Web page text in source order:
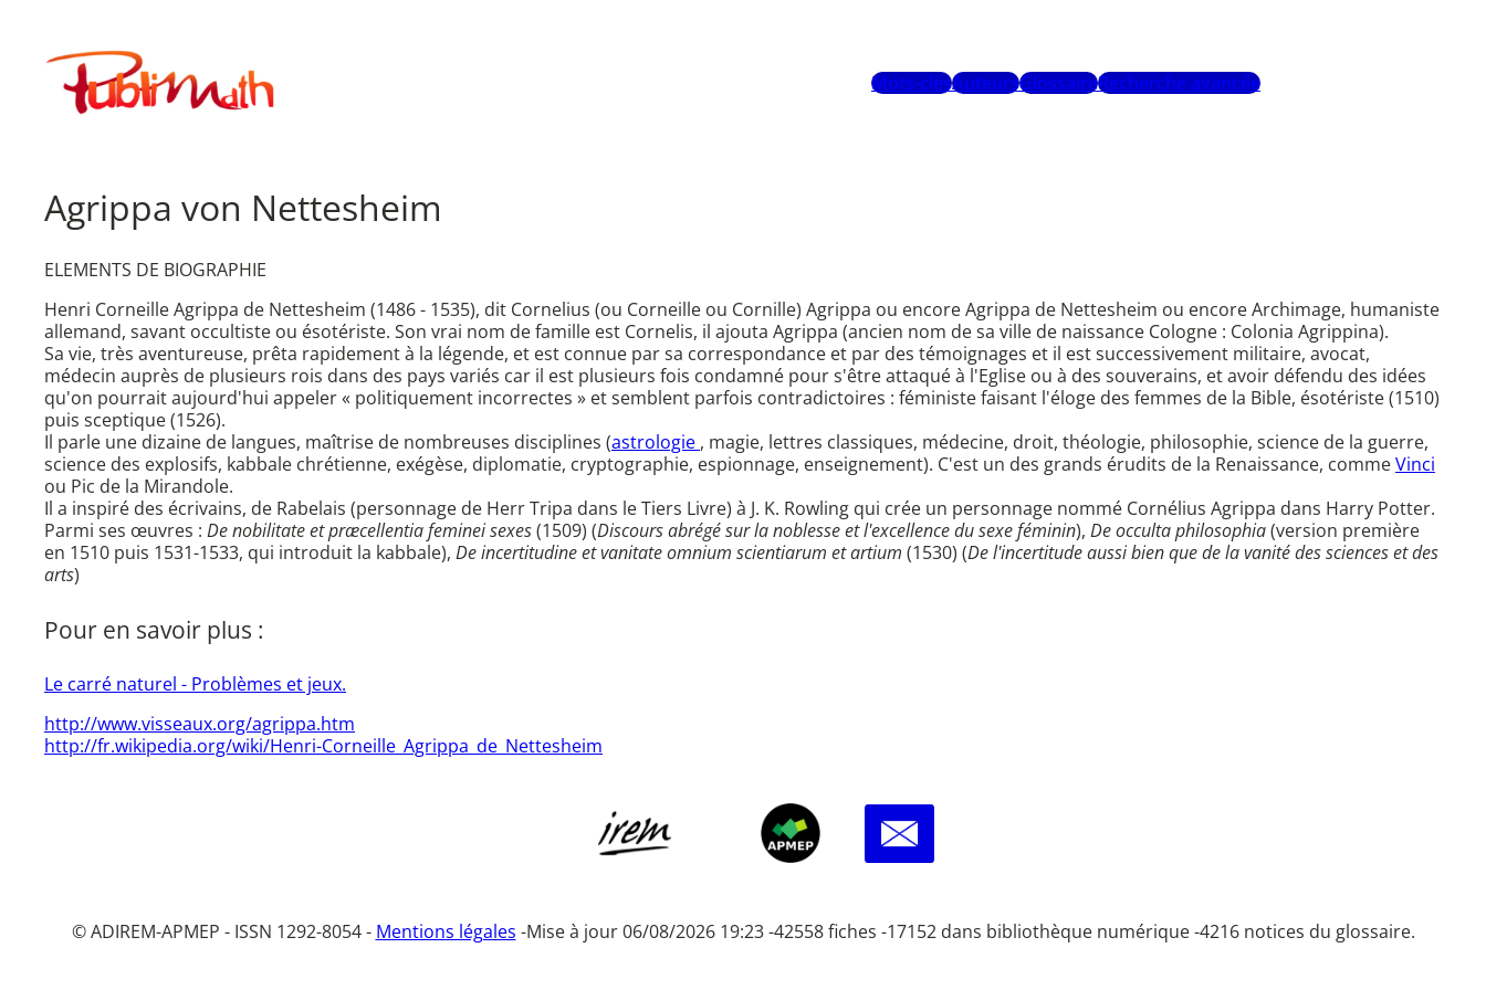
contenuPublimath
Mots-clésAuteursGlossaireRecherche avancée
Agrippa von Nettesheim
ELEMENTS DE BIOGRAPHIE
Henri Corneille Agrippa de Nettesheim (1486 - 1535), dit Cornelius (ou Corneille ou Cornille) Agrippa ou encore Agrippa de Nettesheim ou encore Archimage, humaniste
allemand, savant occultiste ou ésotériste. Son vrai nom de famille est Cornelis, il ajouta Agrippa (ancien nom de sa ville de naissance Cologne : Colonia Agrippina).
Sa vie, très aventureuse, prêta rapidement à la légende, et est connue par sa correspondance et par des témoignages et il est successivement militaire, avocat,
médecin auprès de plusieurs rois dans des pays variés car il est plusieurs fois condamné pour s'être attaqué à l'Eglise ou à des souverains, et avoir défendu des idées
qu'on pourrait aujourd'hui appeler « politiquement incorrectes » et semblent parfois contradictoires : féministe faisant l'éloge des femmes de la Bible, ésotériste (1510)
puis sceptique (1526).
Il parle une dizaine de langues, maîtrise de nombreuses disciplines (astrologie , magie, lettres classiques, médecine, droit, théologie, philosophie, science de la guerre,
science des explosifs, kabbale chrétienne, exégèse, diplomatie, cryptographie, espionnage, enseignement). C'est un des grands érudits de la Renaissance, commeVinci
ou Pic de la Mirandole.
Il a inspiré des écrivains, de Rabelais (personnage de Herr Tripa dans le Tiers Livre) à J. K. Rowling qui crée un personnage nommé Cornélius Agrippa dans Harry Potter.
Parmi ses œuvres : De nobilitate et præcellentia feminei sexes(1509) (Discours abrégé sur la noblesse et l'excellence du sexe féminin), De occulta philosophia(version première
en 1510 puis 1531-1533, qui introduit la kabbale), De incertitudine et vanitate omnium scientiarum et artium (1530) (De l'incertitude aussi bien que de la vanité des sciences et des
arts)
Pour en savoir plus :
Le carré naturel - Problèmes et jeux.
http://www.visseaux.org/agrippa.htm
http://fr.wikipedia.org/wiki/Henri-Corneille_Agrippa_de_Nettesheim
© ADIREM-APMEP - ISSN 1292-8054 - Mentions légales -Mise à jour 06/08/2026 19:23 -42558 fiches -17152 dans bibliothèque numérique -4216 notices du glossaire.